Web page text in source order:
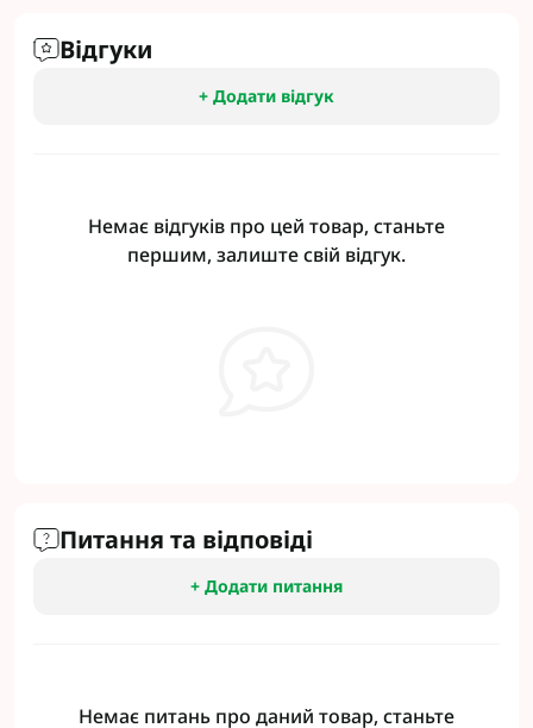
Відгуки
+ Додати відгук
Немає відгуків про цей товар, станьте
першим, залиште свій відгук.
Питання та відповіді
+ Додати питання
Немає питань про даний товар, станьте